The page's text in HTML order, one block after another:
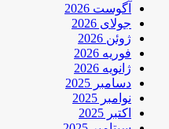
آگوست 2026
جولای 2026
ژوئن 2026
فوریه 2026
ژانویه 2026
دسامبر 2025
نوامبر 2025
اکتبر 2025